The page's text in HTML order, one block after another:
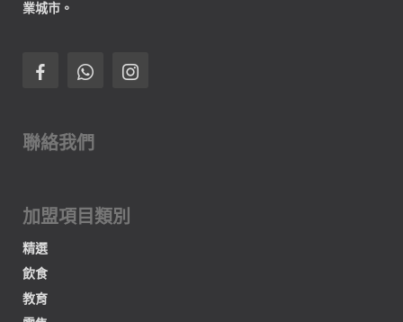
業城市。
聯絡我們
加盟項目類別
精選
飲食
教育